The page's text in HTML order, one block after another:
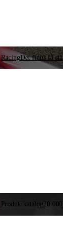
RacingDet finns få
Produktkatalog20